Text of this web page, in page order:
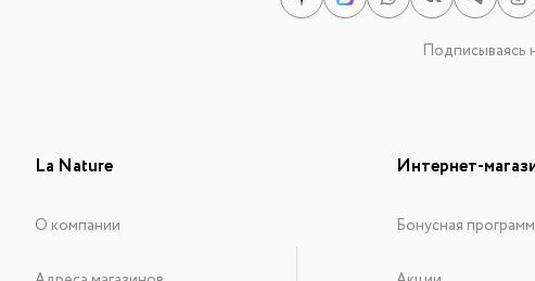
Подписываясь
La Nature
О компании
Интернет-
Бонусная